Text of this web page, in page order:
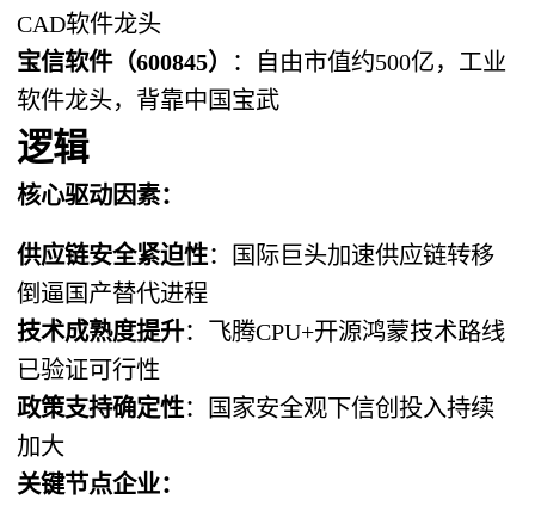
CAD软件龙头
宝信软件（600845）​
​：自由市值约500亿，工业
软件龙头，背靠中国宝武
逻辑
核心驱动因素：​
供应链安全紧迫性​：国际巨头加速供应链转移
倒逼国产替代进程
技术成熟度提升​：飞腾CPU+开源鸿蒙技术路线
已验证可行性
政策支持确定性​：国家安全观下信创投入持续
加大
关键节点企业：​